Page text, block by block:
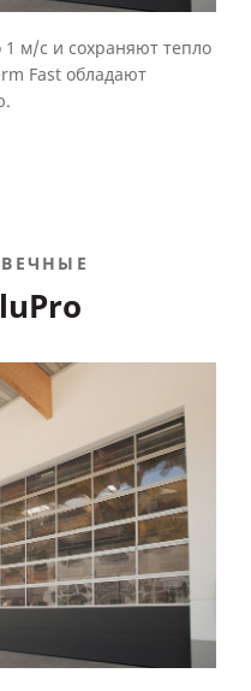
м/с и сохраняют тепло
Fast обладают